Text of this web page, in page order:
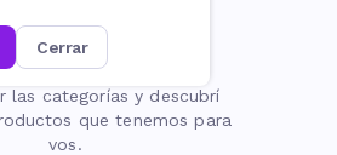
cerrar
no existe
las categorías y descubrí
que tenemos para
vos.